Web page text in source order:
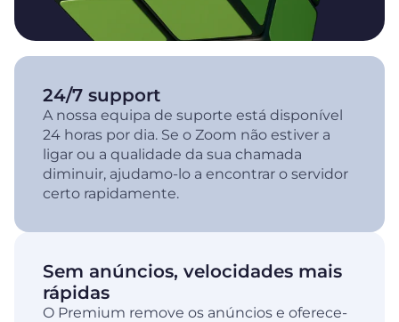
24/7 support
A nossa equipa de suporte está disponível
24 horas por dia. Se o Zoom não estiver a
ligar ou a qualidade da sua chamada
diminuir, ajudamo-lo a encontrar o servidor
certo rapidamente.
Sem anúncios, velocidades mais
rápidas
O Premium remove os anúncios e oferece-